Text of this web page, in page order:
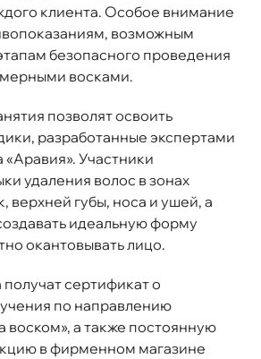
клиента. Особое внимание
возможным
безопасного проведения
восками.
позволят освоить
разработанные экспертами
Участники
удаления волос в зонах
верхней губы, носа и ушей, а
идеальную форму
окантовывать лицо.
сертификат о
по направлению
воском», а также постоянную
в фирменном магазине